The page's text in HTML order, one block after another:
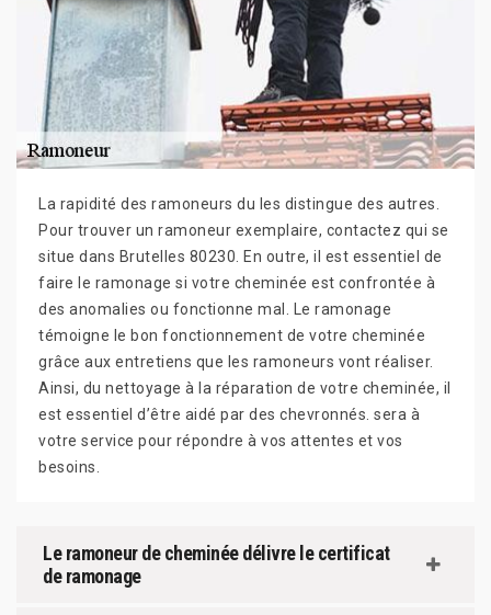
La rapidité des ramoneurs du les distingue des autres.
Pour trouver un ramoneur exemplaire, contactez qui se
situe dans Brutelles 80230. En outre, il est essentiel de
faire le ramonage si votre cheminée est confrontée à
des anomalies ou fonctionne mal. Le ramonage
témoigne le bon fonctionnement de votre cheminée
grâce aux entretiens que les ramoneurs vont réaliser.
Ainsi, du nettoyage à la réparation de votre cheminée, il
est essentiel d’être aidé par des chevronnés. sera à
votre service pour répondre à vos attentes et vos
besoins.
Le ramoneur de cheminée délivre le certificat
de ramonage